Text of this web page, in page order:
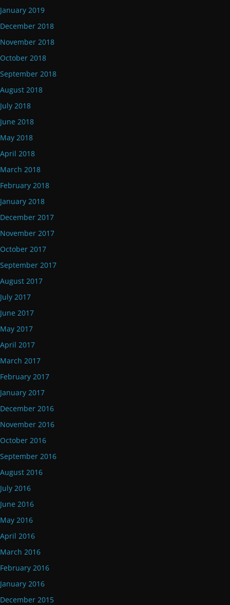
January 2019
December 2018
November 2018
October 2018
September 2018
August 2018
July 2018
June 2018
May 2018
April 2018
March 2018
February 2018
January 2018
December 2017
November 2017
October 2017
September 2017
August 2017
July 2017
June 2017
May 2017
April 2017
March 2017
February 2017
January 2017
December 2016
November 2016
October 2016
September 2016
August 2016
July 2016
June 2016
May 2016
April 2016
March 2016
February 2016
January 2016
December 2015